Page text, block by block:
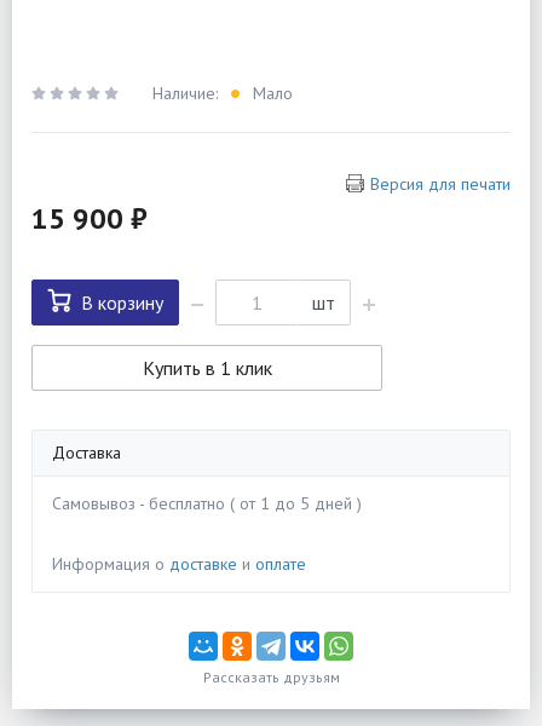
Наличие: Мало
Версия для печати
15 900 ₽
В корзину шт
Купить в 1 клик
Доставка
Самовывоз - бесплатно ( от 1 до 5 дней )
Информация о доставке и оплате
Рассказать друзьям